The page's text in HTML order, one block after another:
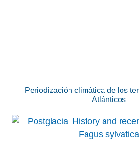
Periodización climática de los
Atlánticos